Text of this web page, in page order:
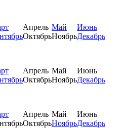
Апрель Май
Июнь
ОктябрьНоябрьДекабрь
Апрель Май
Июнь
ОктябрьНоябрьДекабрь
Апрель Май
Июнь
ОктябрьНоябрьДекабрь